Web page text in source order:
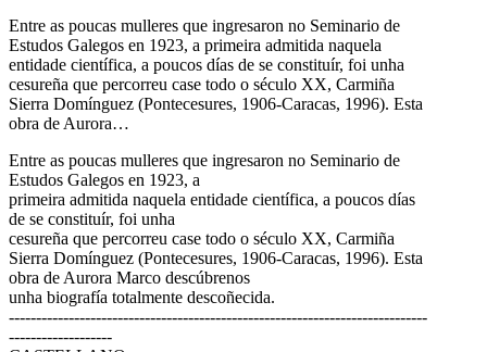
Entre as poucas mulleres que ingresaron no Seminario de
Estudos Galegos en 1923, a primeira admitida naquela
entidade científica, a poucos días de se constituír, foi unha
cesureña que percorreu case todo o século XX, Carmiña
Sierra Domínguez (Pontecesures, 1906-Caracas, 1996). Esta
obra de Aurora…
Entre as poucas mulleres que ingresaron no Seminario de
Estudos Galegos en 1923, a
primeira admitida naquela entidade científica, a poucos días
de se constituír, foi unha
cesureña que percorreu case todo o século XX, Carmiña
Sierra Domínguez (Pontecesures, 1906-Caracas, 1996). Esta
obra de Aurora Marco descúbrenos
unha biografía totalmente descoñecida.
-----------------------------------------------------------------------------
-------------------